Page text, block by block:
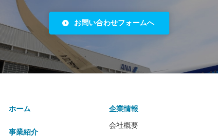
お問い合わせフォームへ
ホーム
事業紹介
企業情報
会社概要